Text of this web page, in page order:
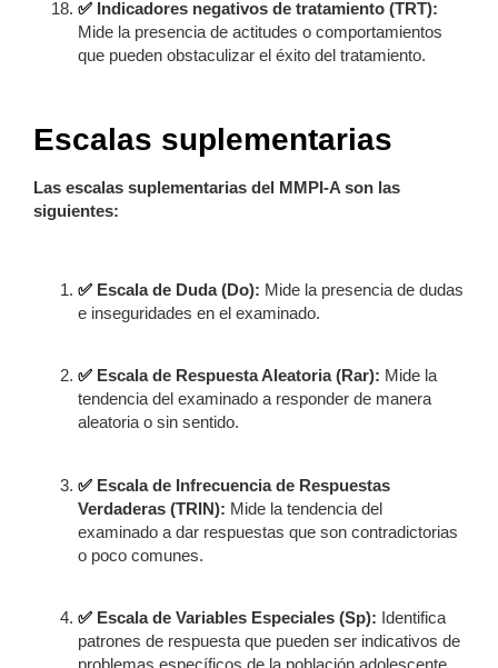
✅ Indicadores negativos de tratamiento (TRT):
Mide la presencia de actitudes o comportamientos
que pueden obstaculizar el éxito del tratamiento.
Escalas suplementarias
Las escalas suplementarias del MMPI-A son las
siguientes:
✅ Escala de Duda (Do): Mide la presencia de dudas
e inseguridades en el examinado.
✅ Escala de Respuesta Aleatoria (Rar): Mide la
tendencia del examinado a responder de manera
aleatoria o sin sentido.
✅ Escala de Infrecuencia de Respuestas
Verdaderas (TRIN): Mide la tendencia del
examinado a dar respuestas que son contradictorias
o poco comunes.
✅ Escala de Variables Especiales (Sp): Identifica
patrones de respuesta que pueden ser indicativos de